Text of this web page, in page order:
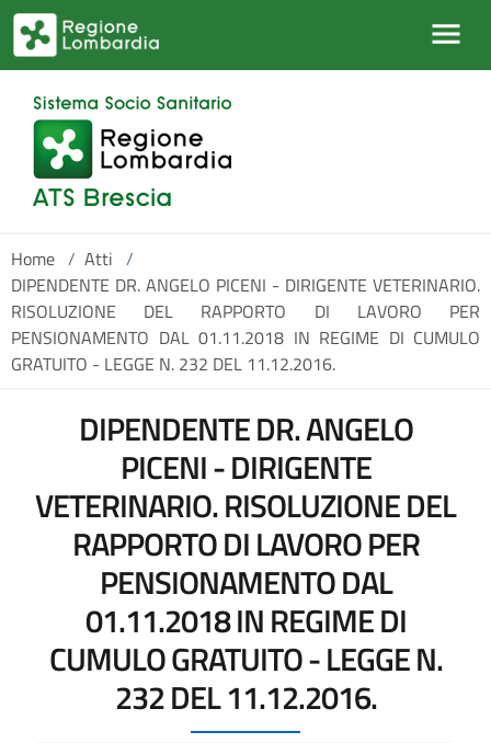
Salta al contenuto principale
Home / Atti /
DIPENDENTE DR. ANGELO PICENI - DIRIGENTE VETERINARIO.
RISOLUZIONE DEL RAPPORTO DI LAVORO PER
PENSIONAMENTO DAL 01.11.2018 IN REGIME DI CUMULO
GRATUITO - LEGGE N. 232 DEL 11.12.2016.
DIPENDENTE DR. ANGELO
PICENI - DIRIGENTE
VETERINARIO. RISOLUZIONE DEL
RAPPORTO DI LAVORO PER
PENSIONAMENTO DAL
01.11.2018 IN REGIME DI
CUMULO GRATUITO - LEGGE N.
232 DEL 11.12.2016.